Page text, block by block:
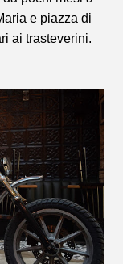
e piazza di
ai trasteverini.